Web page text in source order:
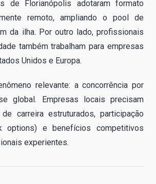
de Florianópolis adotaram formato
remoto, ampliando o pool de
da ilha. Por outro lado, profissionais
também trabalham para empresas
Unidos e Europa.
relevante: a concorrência por
global. Empresas locais precisam
carreira estruturados, participação
options) e benefícios competitivos
experientes.